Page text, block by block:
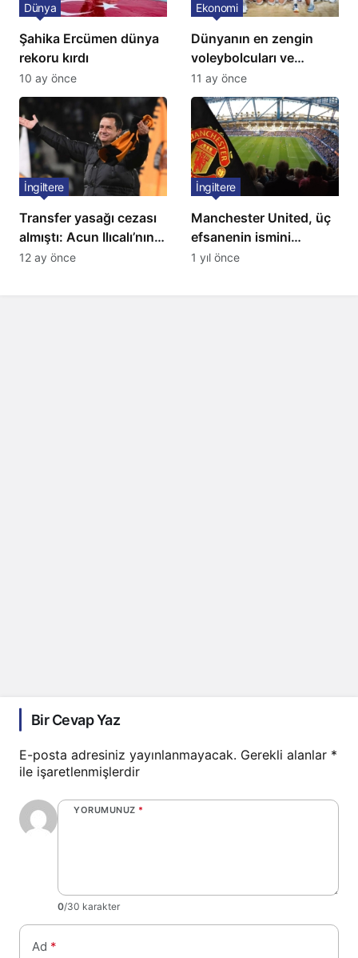
Şahika Ercümen dünya
rekoru kırdı
Dünya
10 ay önce
Dünyanın en zengin
voleybolcuları ve
servetleri açıklandı:
Listede 2 Türk yıldız
bulunuyor
Ekonomi
11 ay önce
Transfer yasağı cezası
almıştı: Acun Ilıcalı’nın
ekibi Hull City’ye kötü
İngiltere
12 ay önce
Manchester United, üç
efsanenin ismini
yasakladı
İngiltere
1 yıl önce
Bir Cevap Yaz
E-posta adresiniz yayınlanmayacak. Gerekli alanlar *
ile işaretlenmişlerdir
YORUMUNUZ *
0/30 karakter
Ad *